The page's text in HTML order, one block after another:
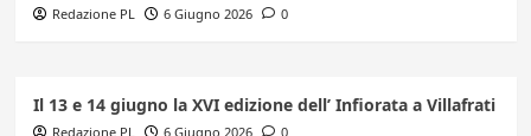
Redazione PL 6 Giugno 2026 0
Il 13 e 14 giugno la XVI edizione dell’ Infiorata a Villafrati
Redazione PL 6 Giugno 2026 0